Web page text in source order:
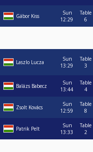
Gábor Kiss
Sun
12:29
Table
6
Laszlo Lucza
Sun
13:29
Table
3
Balázs Babecz
Sun
13:44
Table
4
Zsolt Kovács
Sun
12:59
Table
8
Patrik Pelt
Sun
13:33
Table
2